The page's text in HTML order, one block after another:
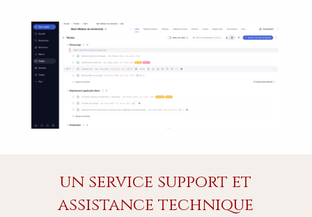
un service support et
assistance technique